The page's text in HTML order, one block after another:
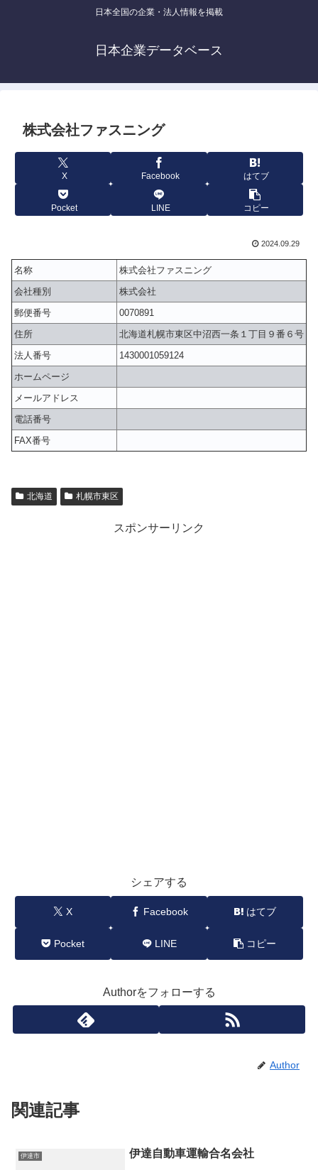
日本全国の企業・法人情報を掲載
日本企業データベース
株式会社ファスニング
X Facebook はてブ
Pocket LINE コピー
2024.09.29
名称
株式会社ファスニング
会社種別
株式会社
郵便番号
0070891
住所
北海道札幌市東区中沼西一条１丁目９番６号
法人番号
1430001059124
ホームページ
メールアドレス
電話番号
FAX番号
北海道 札幌市東区
スポンサーリンク
シェアする
X Facebook はてブ
Pocket LINE コピー
Authorをフォローする
Author
関連記事
伊達市 伊達自動車運輸合名会社